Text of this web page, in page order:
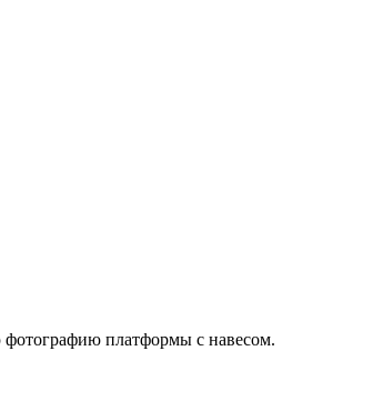
фотографию платформы с навесом.